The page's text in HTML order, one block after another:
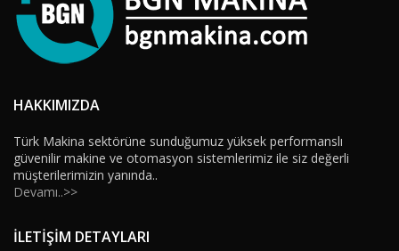
HAKKIMIZDA
Türk Makina sektörüne sunduğumuz yüksek performanslı
güvenilir makine ve otomasyon sistemlerimiz ile siz değerli
müşterilerimizin yanında..
Devamı..>>
İLETİŞİM DETAYLARI